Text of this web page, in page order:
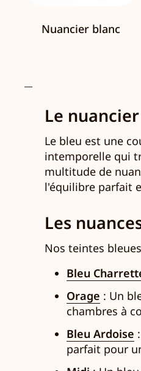
Nuancier blanc
Le
Le bleu est une
intemporelle qui
multitude de
l'équilibre parfait
Les
Nos teintes
Bleu
Orage : Un
chambres à
Bleu Ardoise
parfait pour